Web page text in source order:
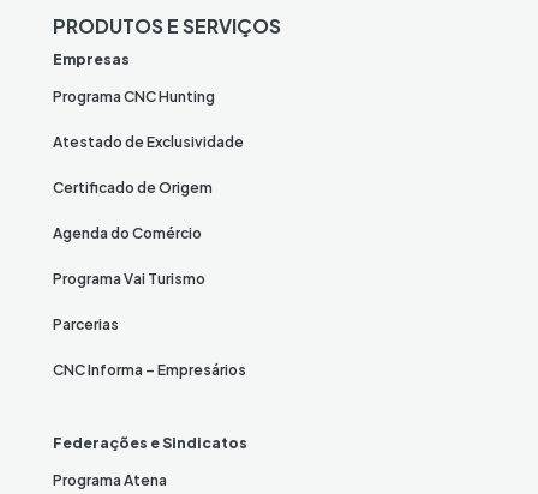
PRODUTOS E SERVIÇOS
Empresas
Programa CNC Hunting
Atestado de Exclusividade
Certificado de Origem
Agenda do Comércio
Programa Vai Turismo
Parcerias
CNC Informa – Empresários
Federações e Sindicatos
Programa Atena